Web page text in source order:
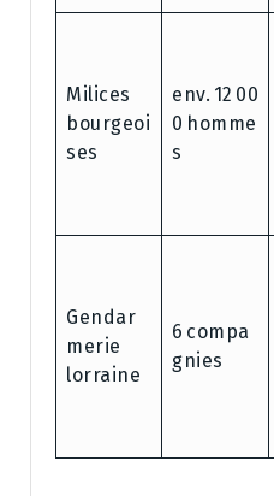
Milices
bourgeoi
ses
env. 12 00
0 homme
s
Gendar
merie
lorraine
6 compa
gnies